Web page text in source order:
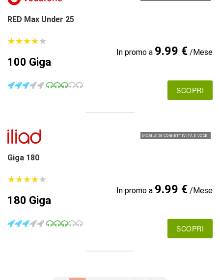
RED Max Under 25
★★★★★
★★★★★
100 Giga
In promo a 9.99 €/Mese
SCOPRI
MOBILE 5G CONNETTIVITÀ E VOCE
Giga 180
★★★★★
★★★★★
180 Giga
In promo a 9.99 €/Mese
SCOPRI